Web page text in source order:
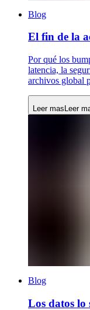
Blog
El fin de la
Por qué los
latencia, la
archivos global
Leer mas Leer
Blog
Los datos lo